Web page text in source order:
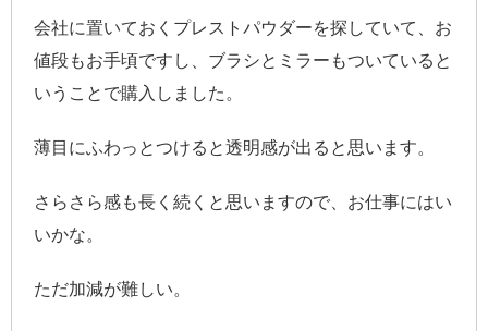
会社に置いておくプレストパウダーを探していて、お
値段もお手頃ですし、ブラシとミラーもついていると
いうことで購入しました。
薄目にふわっとつけると透明感が出ると思います。
さらさら感も長く続くと思いますので、お仕事にはい
いかな。
ただ加減が難しい。